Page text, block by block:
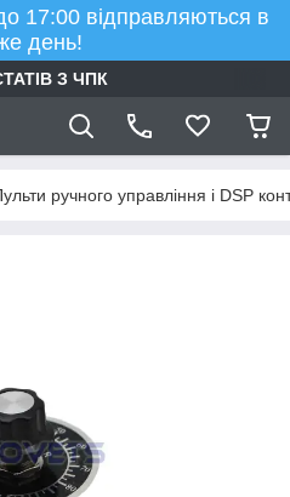
17:00 відправляються в
день!
З ЧПК
ручного управління і DSP